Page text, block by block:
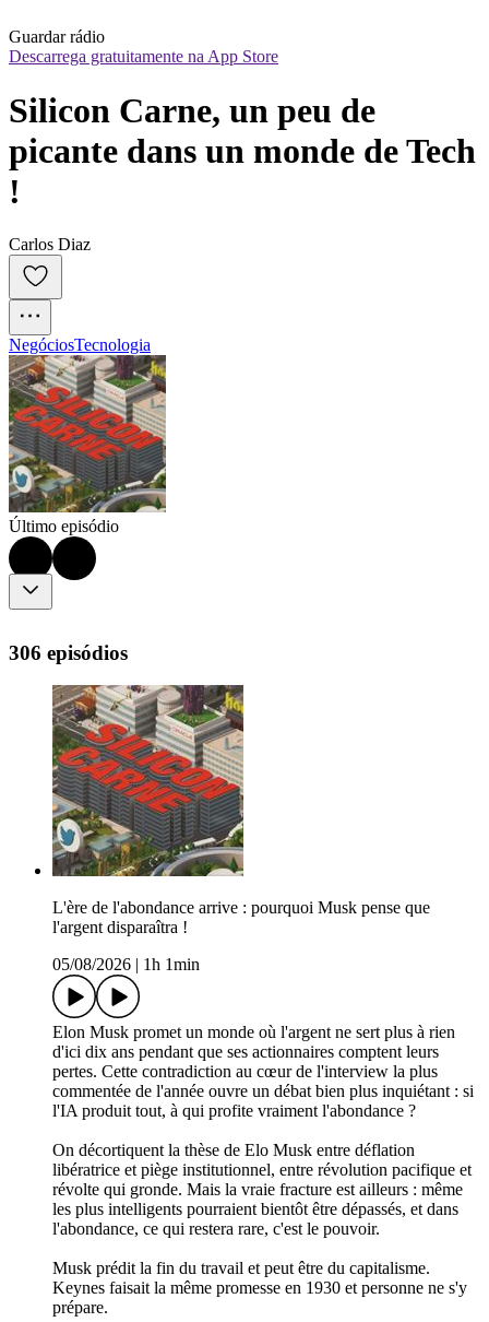
Guardar rádio
Descarrega gratuitamente na App Store
Silicon Carne, un peu de
picante dans un monde de Tech
!
Carlos Diaz
NegóciosTecnologia
Último episódio
306 episódios
L'ère de l'abondance arrive : pourquoi Musk pense que
l'argent disparaîtra !
05/08/2026
1h 1min
Elon Musk promet un monde où l'argent ne sert plus à rien
d'ici dix ans pendant que ses actionnaires comptent leurs
pertes. Cette contradiction au cœur de l'interview la plus
commentée de l'année ouvre un débat bien plus inquiétant : si
l'IA produit tout, à qui profite vraiment l'abondance ?
On décortiquent la thèse de Elo Musk entre déflation
libératrice et piège institutionnel, entre révolution pacifique et
révolte qui gronde. Mais la vraie fracture est ailleurs : même
les plus intelligents pourraient bientôt être dépassés, et dans
l'abondance, ce qui restera rare, c'est le pouvoir.
Musk prédit la fin du travail et peut être du capitalisme.
Keynes faisait la même promesse en 1930 et personne ne s'y
prépare.